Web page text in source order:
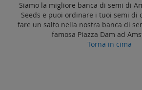
Siamo la migliore banca di semi di
Seeds e puoi ordinare i tuoi semi di
fare un salto nella nostra banca di
famosa Piazza Dam ad
Torna in cima